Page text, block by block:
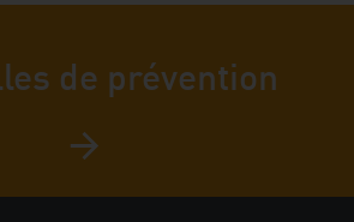
de prévention